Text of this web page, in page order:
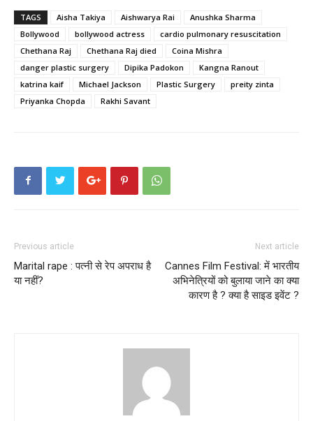
TAGS Aisha Takiya Aishwarya Rai
Anushka Sharma
Bollywood
bollywood actress
cardio pulmonary resuscitation
Chethana Raj
Chethana Raj died
Coina Mishra
danger plastic surgery
Dipika Padokon
Kangna Ranout
katrina kaif
Michael Jackson Plastic Surgery
preity zinta
Priyanka Chopda
Rakhi Savant
Previous article
Marital rape : पत्नी से रेप अपराध है
या नहीं?
Next article
Cannes Film Festival: में भारतीय
अभिनेत्रियों को बुलाया जाने का क्या
कारण है ? क्या है साइड इवेंट ?